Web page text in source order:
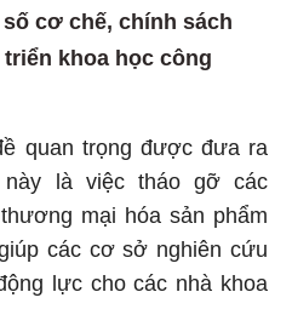
cơ chế, chính sách
khoa học công
quan trọng được đưa ra
này là việc tháo gỡ các
mại hóa sản phẩm
các cơ sở nghiên cứu
lực cho các nhà khoa